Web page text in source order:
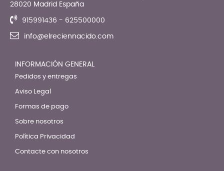
28020 Madrid España
915991436 - 625500000
info@elreciennacido.com
INFORMACIÓN GENERAL
Pedidos y entregas
Aviso Legal
Formas de pago
Sobre nosotros
Política Privacidad
Contacte con nosotros